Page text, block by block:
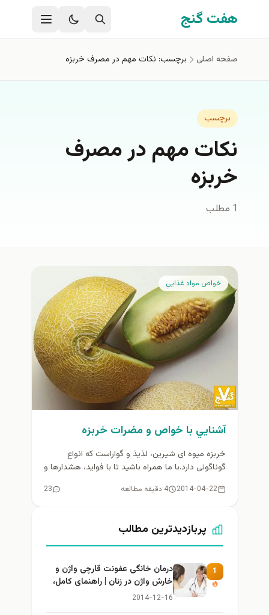
رفتن به محتوای اصلی
هفت گنج
صفحه اصلی برچسب: نكات مهم در مصرف خربزه
برچسب
نكات مهم در مصرف
خربزه
1 مطلب
خواص مواد غذايي
آشنايي با خواص و مضرات خربزه
خربزه میوه ای شیرین، لذیذ و گواراست كه انواع
گوناگونی دارد.با ما همراه باشيد تا با فوايد، هشدارها و
2014-04-22 4 دقیقه مطالعه 23
پربازدیدترین مطالب
1
درمان خانگی عفونت قارچی واژن و
خارش واژن در زنان | راهنمای کامل،
ایمن و کاربردی
2014-12-16